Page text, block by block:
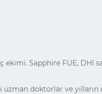
ekimi. Sapphire FUE, DHI
uzman doktorlar ve